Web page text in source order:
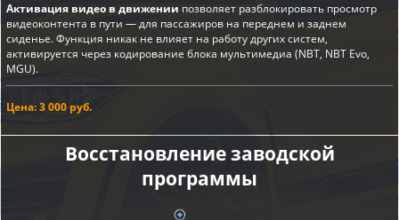
Активация видео в движении позволяет разблокировать просмотр
видеоконтента в пути — для пассажиров на переднем и заднем
сиденье. Функция никак не влияет на работу других систем,
активируется через кодирование блока мультимедиа (NBT, NBT Evo,
MGU).
Цена: 3 000 руб.
Восстановление заводской
программы